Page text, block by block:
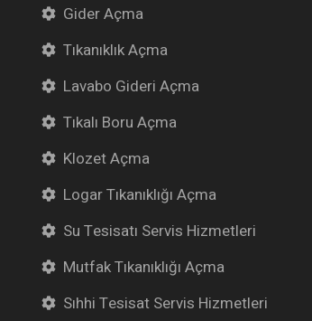
Gider Açma
Tıkanıklık Açma
Lavabo Gideri Açma
Tıkalı Boru Açma
Klozet Açma
Logar Tıkanıklığı Açma
Su Tesisatı Servis Hizmetleri
Mutfak Tıkanıklığı Açma
Sıhhi Tesisat Servis Hizmetleri